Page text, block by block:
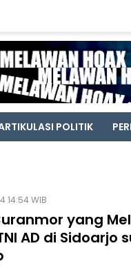
POLITIK
14:54 WIB
yang
AD di Sidoarjo